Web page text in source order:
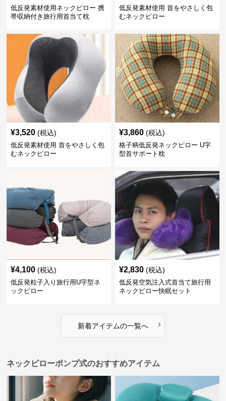
低反発素材使用ネックピロー 携
帯収納付き旅行用首当て枕
低反発素材使用 首をやさしく包
むネックピロー
¥3,520 (税込)
低反発素材使用 首をやさしく包
むネックピロー
¥3,860 (税込)
格子柄低反発ネックピロー U字
型首サポート枕
¥4,100 (税込)
低反発粒子入り旅行用U字型ネ
ックピロー
¥2,830 (税込)
低反発空気注入式首当て旅行用
ネックピロー快眠セット
新着アイテムの一覧へ ›
ネックピローポンプ式のおすすめアイテム